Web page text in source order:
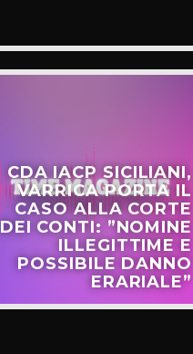
CDA IACP SICILIANI,
VARRICA PORTA IL
CASO ALLA CORTE
DEI CONTI: ”NOMINE
ILLEGITTIME E
POSSIBILE DANNO
ERARIALE”